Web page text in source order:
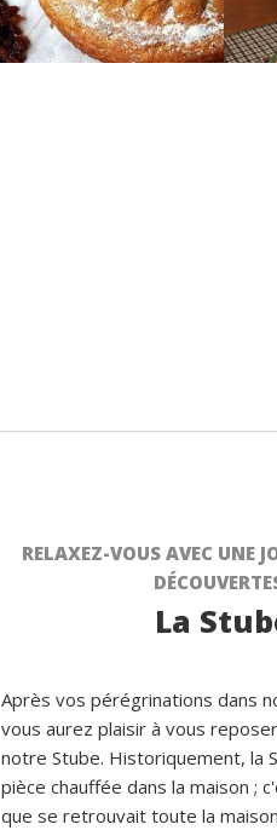
RELAXEZ-VOUS AVEC UNE
La
Après vos pérégrinations dans
vous aurez plaisir à vous
notre Stube. Historiquement, la
pièce chauffée dans la maison ;
que se retrouvait toute la